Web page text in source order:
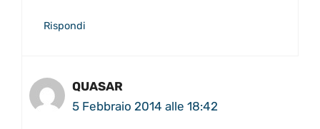
Rispondi
QUASAR
5 Febbraio 2014 alle 18:42